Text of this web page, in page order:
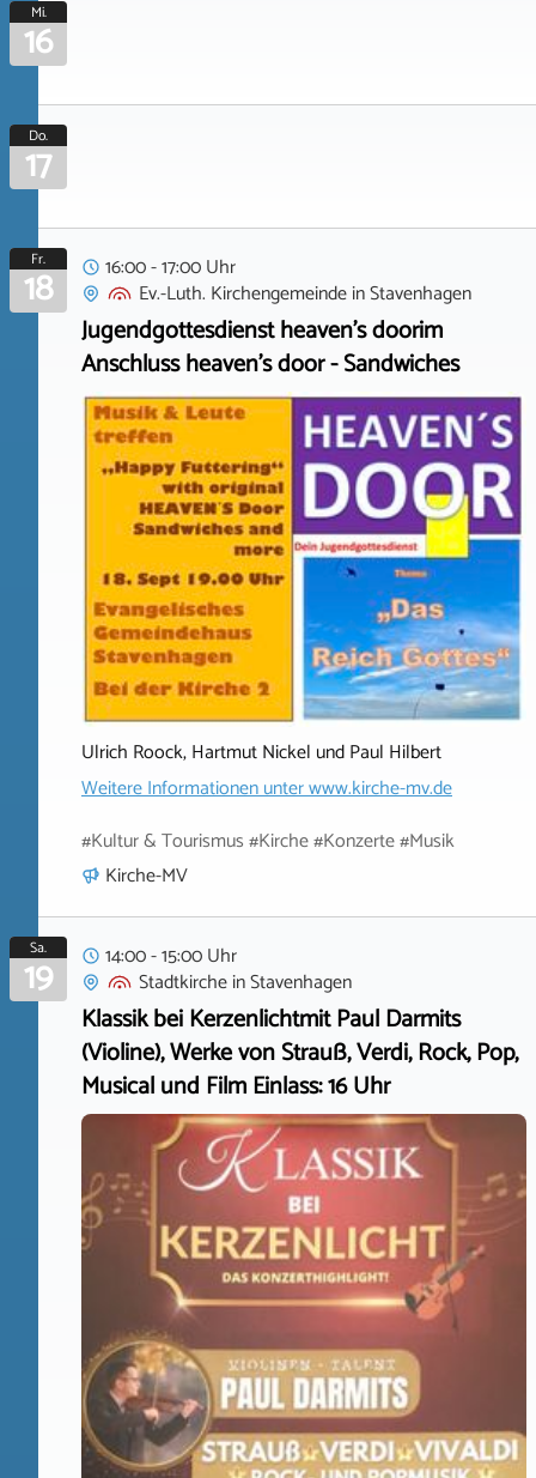
Mi.
16
Do.
17
Fr.
18
16:00 - 17:00 Uhr
Ev.-Luth. KirchengemeindeinStavenhagen
Jugendgottesdienst heaven's doorim
Anschluss heaven's door - Sandwiches
Ulrich Roock, Hartmut Nickel und Paul Hilbert
Weitere Informationen unterwww.kirche-mv.de
#Kultur & Tourismus #Kirche #Konzerte #Musik
Kirche-MV
Sa.
19
14:00 - 15:00 Uhr
StadtkircheinStavenhagen
Klassik bei Kerzenlichtmit Paul Darmits
(Violine), Werke von Strauß, Verdi, Rock, Pop,
Musical und Film Einlass: 16 Uhr